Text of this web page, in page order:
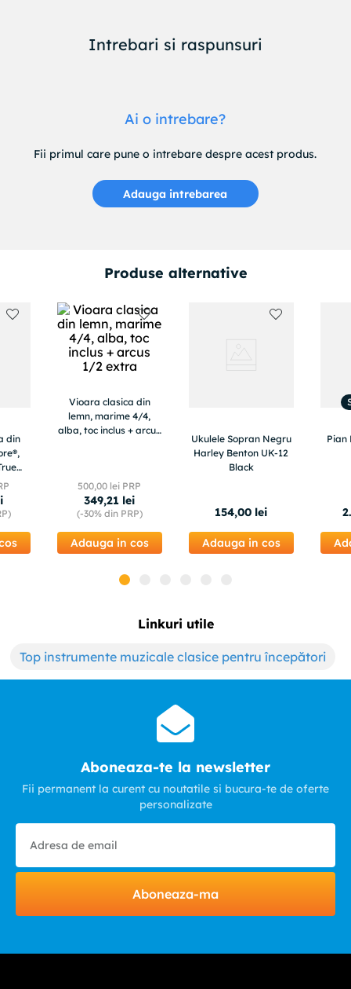
Intrebari si raspunsuri
Ai o intrebare?
Fii primul care pune o intrebare despre acest produs.
Adauga intrebarea
Produse alternative
din
Vioara clasica din
lemn, marime 4/4,
alba, toc inclus + arcus
500,00 lei PRP
349,21 lei
(-30%din PRP)
Adauga in cos
Ukulele Sopran Negru
Harley Benton UK-12
Black
154,00 lei
Adauga in cos
Pian
2.
Linkuri utile
Top instrumente muzicale clasice pentru începători
Aboneaza-te la newsletter
Fii permanent la curent cu noutatile si bucura-te de oferte
personalizate
Aboneaza-ma